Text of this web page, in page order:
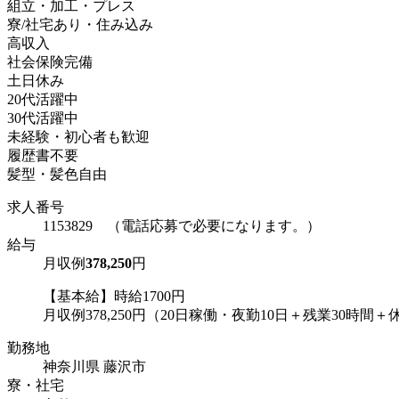
組立・加工・プレス
寮/社宅あり・住み込み
高収入
社会保険完備
土日休み
20代活躍中
30代活躍中
未経験・初心者も歓迎
履歴書不要
髪型・髪色自由
求人番号
1153829 （電話応募で必要になります。）
給与
月収例378,250円
【基本給】時給1700円
月収例378,250円（20日稼働・夜勤10日＋残業30時間＋
勤務地
神奈川県 藤沢市
寮・社宅